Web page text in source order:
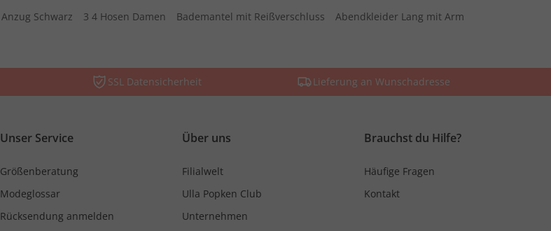
Anzug Schwarz 3 4 Hosen Damen Bademantel mit Reißverschluss
Abendkleider Lang mit Arm
SSL Datensicherheit Lieferung an Wunschadresse
Unser Service
Größenberatung
Modeglossar
Rücksendung anmelden
Über uns
Filialwelt
Ulla Popken Club
Unternehmen
Brauchst du Hilfe?
Häufige Fragen
Kontakt